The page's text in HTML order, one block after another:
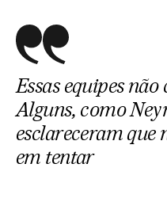
Essas equipes
Alguns, como
esclareceram que
em tentar